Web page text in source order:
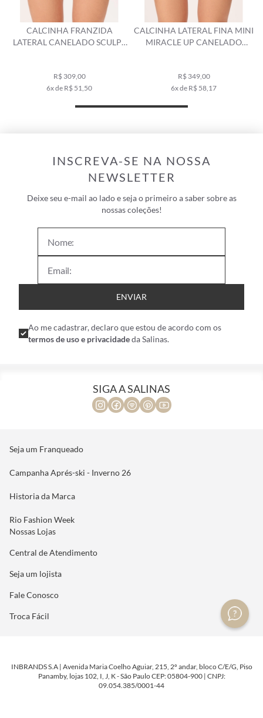
CALCINHA FRANZIDA
LATERAL CANELADO SCULPT
R$ 309,00
6x de R$ 51,50
CALCINHA LATERAL FINA MINI
MIRACLE UP CANELADO
R$ 349,00
6x de R$ 58,17
INSCREVA-SE NA NOSSA
NEWSLETTER
Deixe seu e-mail ao lado e seja o primeiro a saber sobre as
nossas coleções!
ENVIAR
Ao me cadastrar, declaro que estou de acordo com os
termos de uso e privacidadeda Salinas.
SIGA A SALINAS
Seja um Franqueado
Campanha Aprés-ski - Inverno 26
Historia da Marca
Rio Fashion Week
Nossas Lojas
Central de Atendimento
Seja um lojista
Fale Conosco
Troca Fácil
INBRANDS S.A | Avenida Maria Coelho Aguiar, 215, 2º andar, bloco C/E/G, Piso
Panamby, lojas 102, I, J, K - São Paulo CEP: 05804-900 | CNPJ:
09.054.385/0001-44